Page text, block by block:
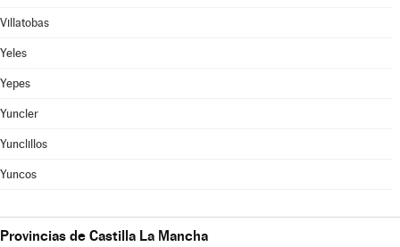
Villatobas
Yeles
Yepes
Yuncler
Yunclillos
Yuncos
Provincias de Castilla La Mancha